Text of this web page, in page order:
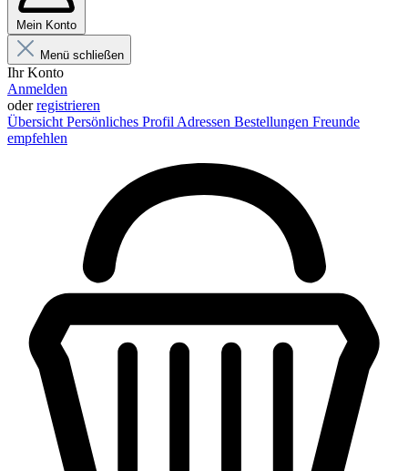
Mein Konto
Menü schließen
Ihr Konto
Anmelden
oderregistrieren
Übersicht Persönliches Profil Adressen Bestellungen Freunde
empfehlen